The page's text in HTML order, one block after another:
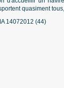
quasiment